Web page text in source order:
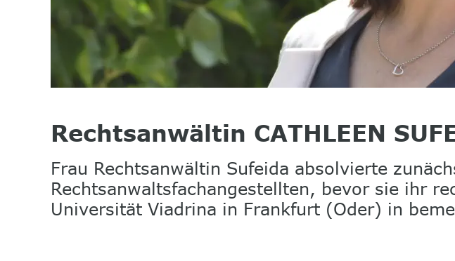
Rechtsanwältin CATHLEEN
Frau Rechtsanwältin Sufeida absolvierte
Rechtsanwaltsfachangestellten, bevor sie ihr
Universität Viadrina in Frankfurt (Oder) in